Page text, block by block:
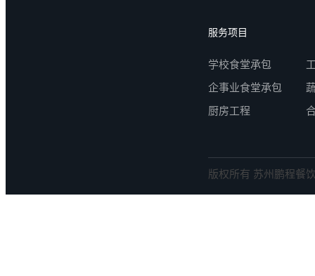
服务项目
学校食堂承包
企事业食堂承包
厨房工程
版权所有 苏州鹏程餐